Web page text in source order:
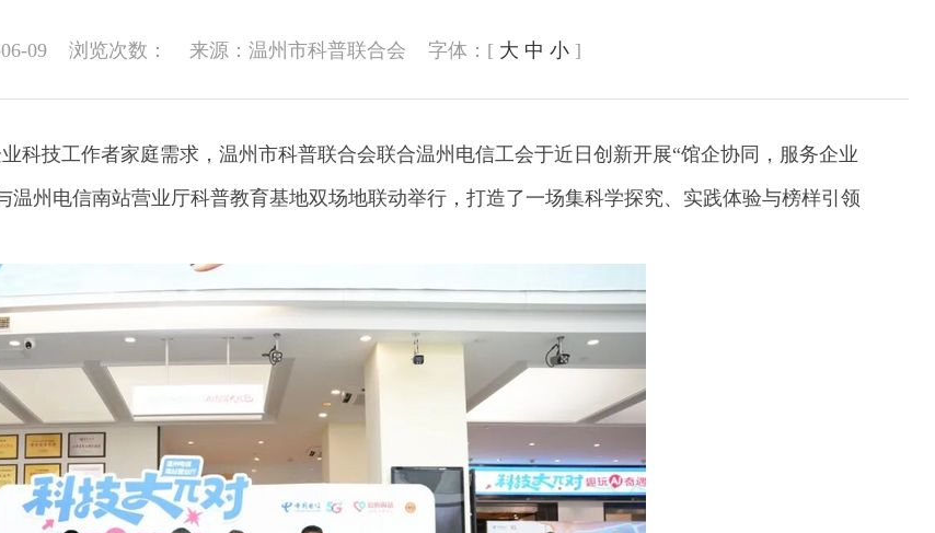
09 浏览次数： 来源：温州市科普联合会 字体：[ 大 中 小 ]
科技工作者家庭需求，温州市科普联合会联合温州电信工会于近日创新开展“馆企协同，服务企业
州电信南站营业厅科普教育基地双场地联动举行，打造了一场集科学探究、实践体验与榜样引领